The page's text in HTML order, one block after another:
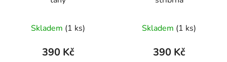
Skladem (1 ks)
390 Kč
Skladem (1 ks)
390 Kč